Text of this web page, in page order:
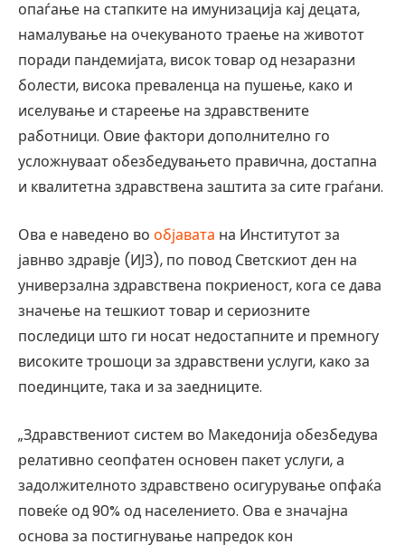
опаѓање на стапките на имунизација кај децата,
намалување на очекуваното траење на животот
поради пандемијата, висок товар од незаразни
болести, висока преваленца на пушење, како и
иселување и стареење на здравствените
работници. Овие фактори дополнително го
усложнуваат обезбедувањето правична, достапна
и квалитетна здравствена заштита за сите граѓани.
Ова е наведено во објавата на Институтот за
јавнво здравје (ИЈЗ), по повод Светскиот ден на
универзална здравствена покриеност, кога се дава
значење на тешкиот товар и сериозните
последици што ги носат недостапните и премногу
високите трошоци за здравствени услуги, како за
поединците, така и за заедниците.
„Здравствениот систем во Македонија обезбедува
релативно сеопфатен основен пакет услуги, а
задолжителното здравствено осигурување опфаќа
повеќе од 90% од населението. Ова е значајна
основа за постигнување напредок кон